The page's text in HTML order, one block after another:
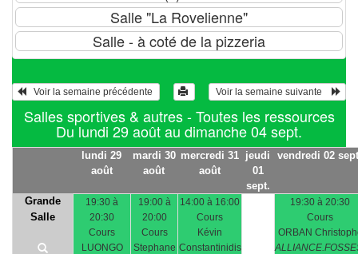
Voir la semaine suivante
Salles sportives & autres - Toutes les ressources
Du lundi 29 août au dimanche 04 sept.
lundi 29
août
mardi 30
août
mercredi 31
août
jeudi
01
sept.
vendredi 02
Grande
Salle
19:30 à
20:30
Cours
LUONGO
19:00 à
20:00
Cours
Stephane
14:00 à 16:00
Cours
Kévin
Constantinidis
19:30 à 20:30
Cours
ORBAN